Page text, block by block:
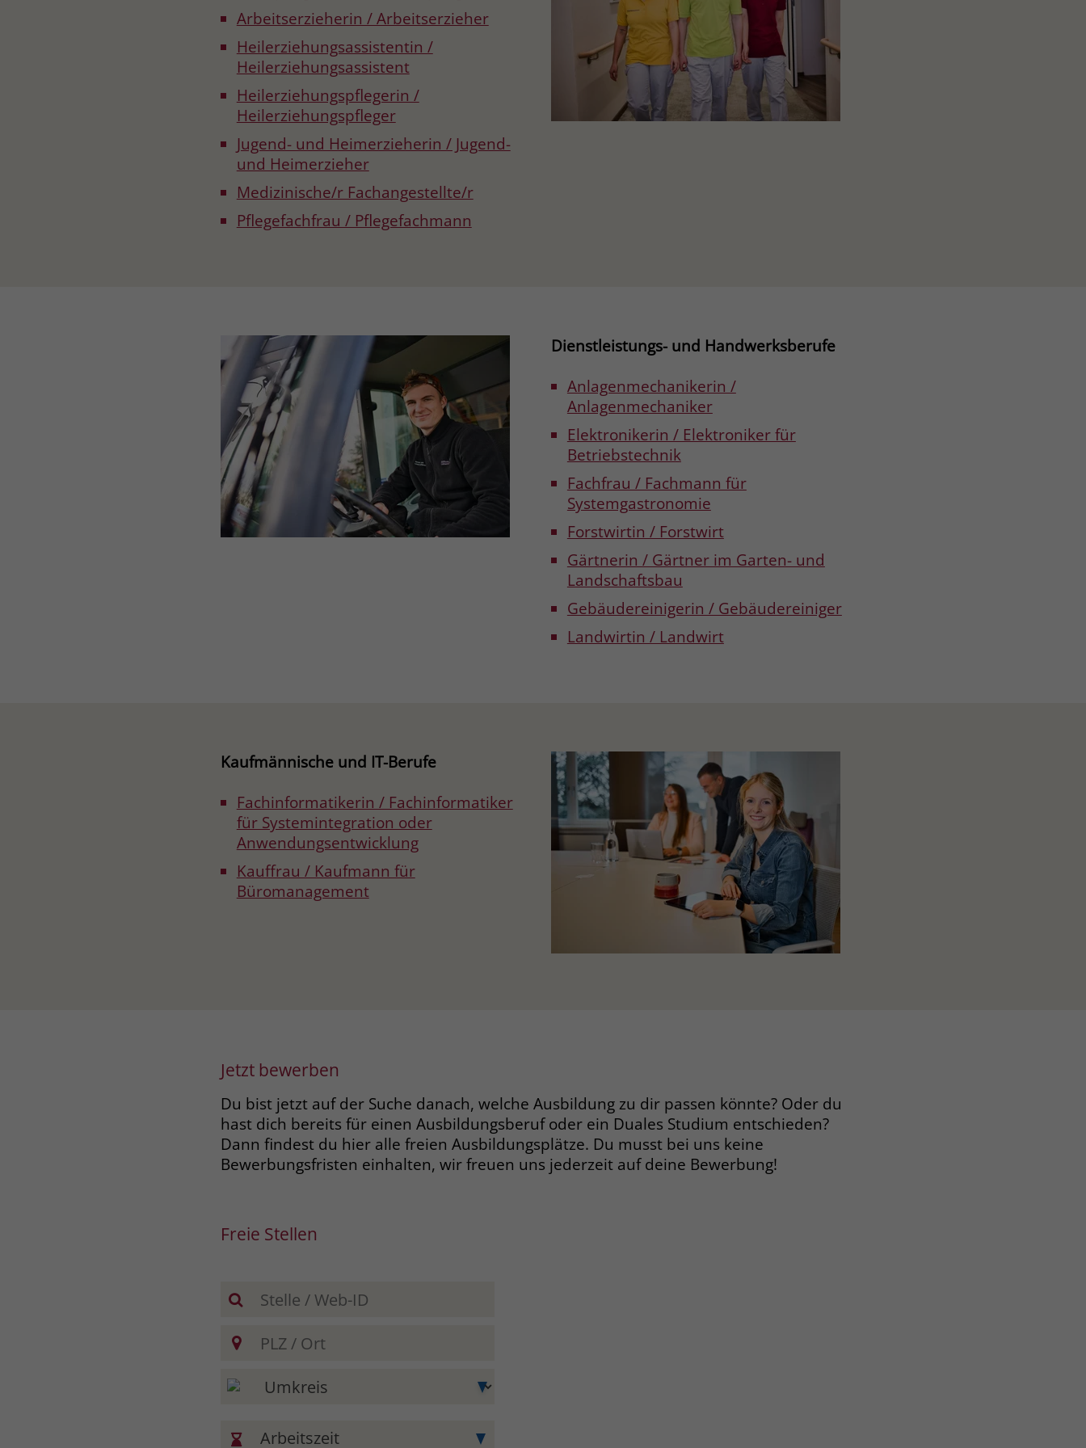
Arbeitserzieherin / Arbeitserzieher
Heilerziehungsassistentin /
Heilerziehungsassistent
Heilerziehungspflegerin /
Heilerziehungspfleger
Jugend- und Heimerzieherin / Jugend-
und Heimerzieher
Medizinische/r Fachangestellte/r
Pflegefachfrau / Pflegefachmann
Dienstleistungs- und Handwerksberufe
Anlagenmechanikerin /
Anlagenmechaniker
Elektronikerin / Elektroniker für
Betriebstechnik
Fachfrau / Fachmann für
Systemgastronomie
Forstwirtin / Forstwirt
Gärtnerin / Gärtner im Garten- und
Landschaftsbau
Gebäudereinigerin / Gebäudereiniger
Landwirtin / Landwirt
Kaufmännische und IT-Berufe
Fachinformatikerin / Fachinformatiker
für Systemintegration oder
Anwendungsentwicklung
Kauffrau / Kaufmann für
Büromanagement
Jetzt bewerben
Du bist jetzt auf der Suche danach, welche Ausbildung zu dir passen könnte? Oder du
hast dich bereits für einen Ausbildungsberuf oder ein Duales Studium entschieden?
Dann findest du hier alle freien Ausbildungsplätze. Du musst bei uns keine
Bewerbungsfristen einhalten, wir freuen uns jederzeit auf deine Bewerbung!
Freie Stellen
Arbeitszeit
Name
Anbieter
Laufzeit
Dieses Cookie wird gesetzt, wenn ein User
enthält Informationen darüber, welche
Werbeanzeige geklickt wurde, sodass erzielte
Anbieter Facebook
Laufzeit 3 Monate
Der Zweck von _fbp ist vollständig auf die
Werbe- und Analysebemühungen von
Facebook zurückzuführen. Dieses Cookie ist
ein Erstanbieter-Cookie, d. h. Facebook
platziert es, während ein Verbraucher auf
Facebook ist. Dieses Cookie verfolgt die
Besuche eines Nutzers auf verschiedenen
Websites und meldet dieses Verhalten an
Facebook. Facebook kann dann die
gesammelten Daten nutzen, um den Nutzer
besser zu verstehen und bessere, relevantere
Werbung zu zeigen. Das _fbp-Cookie sammelt
keine persönlich identifizierbaren